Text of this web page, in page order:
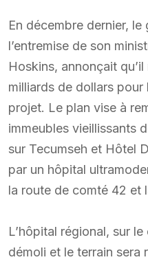
En décembre dernier,
l’entremise de son
Hoskins, annonçait
milliards de dollars
projet. Le plan vise à
immeubles vieillissants
sur Tecumseh et Hôtel
par un hôpital
la route de comté 42 et
L’hôpital régional, sur
démoli et le terrain sera